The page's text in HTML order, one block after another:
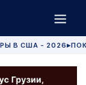
В США - 2026 ▶